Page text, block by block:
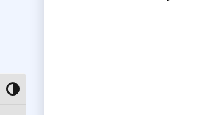
Toggle High Contrast